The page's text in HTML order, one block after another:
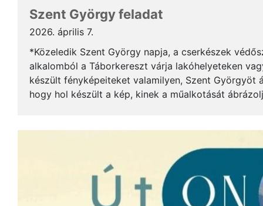
Szent György feladat
2026. április 7.
*Közeledik Szent György napja, a cserkészek
alkalomból a Táborkereszt várja lakóhelyeteken
készült fényképeiteket valamilyen, Szent Györgyöt
hogy hol készült a kép, kinek a műalkotását